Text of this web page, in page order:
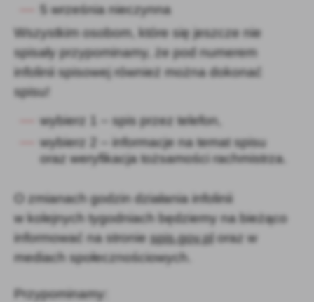
Firmy te działają w charakterze pośredników prezentujących nasze
treści w postaci wiadomości, ofert, komunikatów mediów
społecznościowych.
5 września nieczynna
Wszystkim osobom, które się jeszcze nie
spisały przypominamy, że pod numerem
infolinii spisowej również można dokonać
spisu!
wybierz 1 – spis przez telefon,
wybierz 2 – informacje na temat spisu
oraz weryfikacja tożsamości rachmistrza.
O zmianach godzin działania infolinii
w kolejnych tygodniach będziemy na bieżąco
informować na stronie spis.gov.pl oraz w
mediach społecznościowych.
Przypominamy: